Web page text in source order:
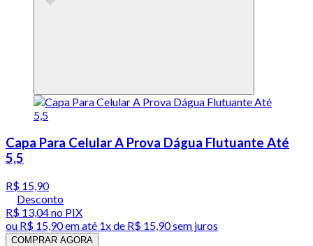
Capa Para Celular A Prova Dágua Flutuante Até
5,5
R$ 15,90
Desconto
R$ 13,04no PIX
ou R$ 15,90em até 1x de R$ 15,90sem juros
COMPRAR AGORA